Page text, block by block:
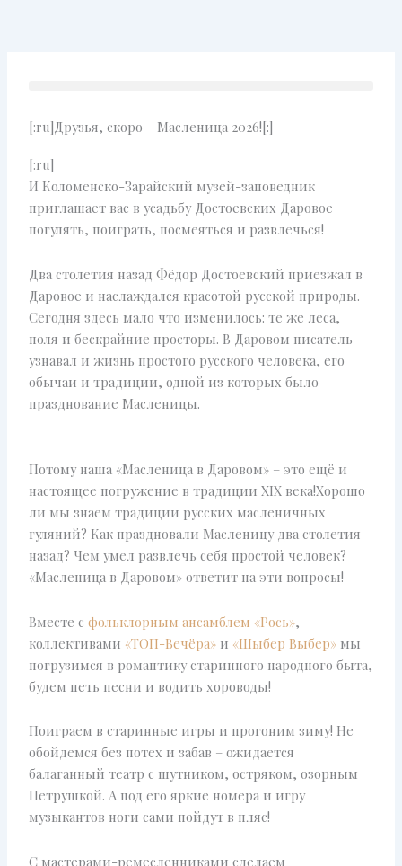
[:ru]Друзья, скоро – Масленица 2026![:]
[:ru]
И Коломенско-Зарайский музей-заповедник
приглашает вас в усадьбу Достоевских Даровое
погулять, поиграть, посмеяться и развлечься!
Два столетия назад Фёдор Достоевский приезжал в
Даровое и наслаждался красотой русской природы.
Сегодня здесь мало что изменилось: те же леса,
поля и бескрайние просторы. В Даровом писатель
узнавал и жизнь простого русского человека, его
обычаи и традиции, одной из которых было
празднование Масленицы.
Потому наша «Масленица в Даровом» – это ещё и
настоящее погружение в традиции XIX века!Хорошо
ли мы знаем традиции русских масленичных
гуляний? Как праздновали Масленицу два столетия
назад? Чем умел развлечь себя простой человек?
«Масленица в Даровом» ответит на эти вопросы!
Вместе сфольклорным ансамблем «Рось»,
коллективами «ТОП-Вечёра» и «Шыбер Выбер» мы
погрузимся в романтику старинного народного быта,
будем петь песни и водить хороводы!
Поиграем в старинные игры и прогоним зиму! Не
обойдемся без потех и забав – ожидается
балаганный театр с шутником, остряком, озорным
Петрушкой. А под его яркие номера и игру
музыкантов ноги сами пойдут в пляс!
С мастерами-ремесленниками сделаем